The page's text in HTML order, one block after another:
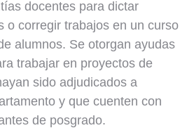
docentes para dictar
o corregir trabajos en un curso
alumnos. Se otorgan ayudas
trabajar en proyectos de
sido adjudicados a
y que cuenten con
de posgrado.